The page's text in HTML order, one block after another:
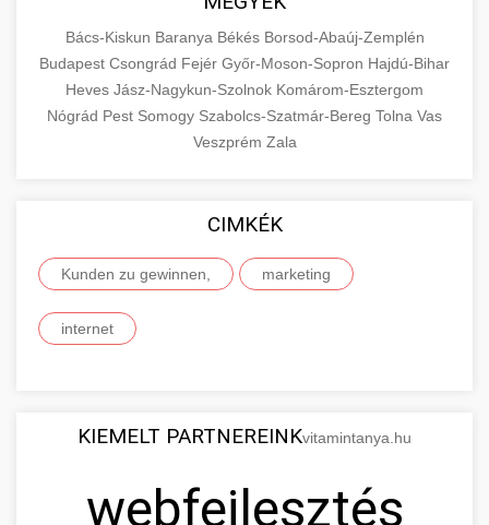
Bács-Kiskun Baranya Békés Borsod-Abaúj-Zemplén
Budapest Csongrád Fejér Győr-Moson-Sopron Hajdú-Bihar
Heves Jász-Nagykun-Szolnok Komárom-Esztergom
Nógrád Pest Somogy Szabolcs-Szatmár-Bereg Tolna Vas
Veszprém Zala
CIMKÉK
Kunden zu gewinnen, marketing
internet
KIEMELT PARTNEREINKvitamintanya.hu
webfejlesztés